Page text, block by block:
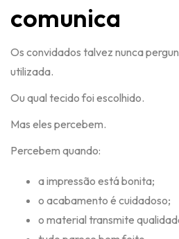
comunica
Os convidados talvez nunca
utilizada.
Ou qual tecido foi escolhido.
Mas eles percebem.
Percebem quando:
a impressão está bonita;
o acabamento é cuidadoso;
o material transmite